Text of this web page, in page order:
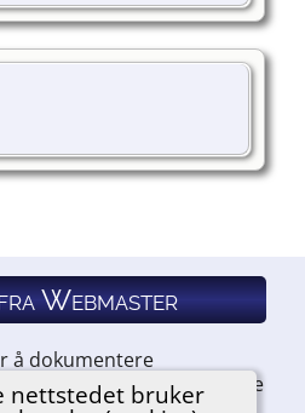
nettstedet bruker
Webmaster
å dokumentere
har noe du ønsker å legge